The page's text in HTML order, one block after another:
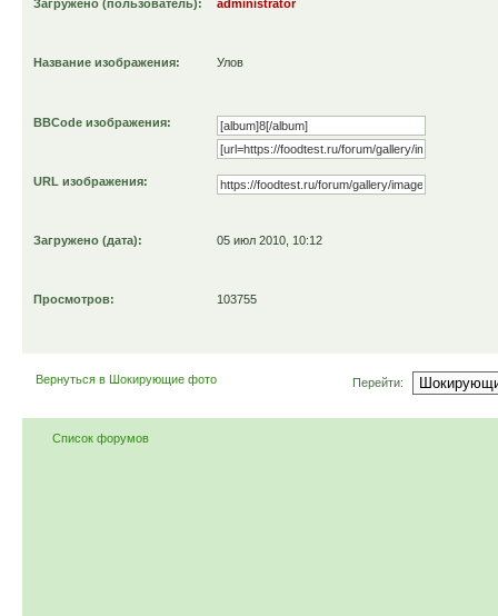
Загружено (пользователь): administrator
Название изображения: Улов
BBCode изображения:
URL изображения:
Загружено (дата): 05 июл 2010, 10:12
Просмотров: 103755
Вернуться в Шокирующие фото Перейти:
Список форумов